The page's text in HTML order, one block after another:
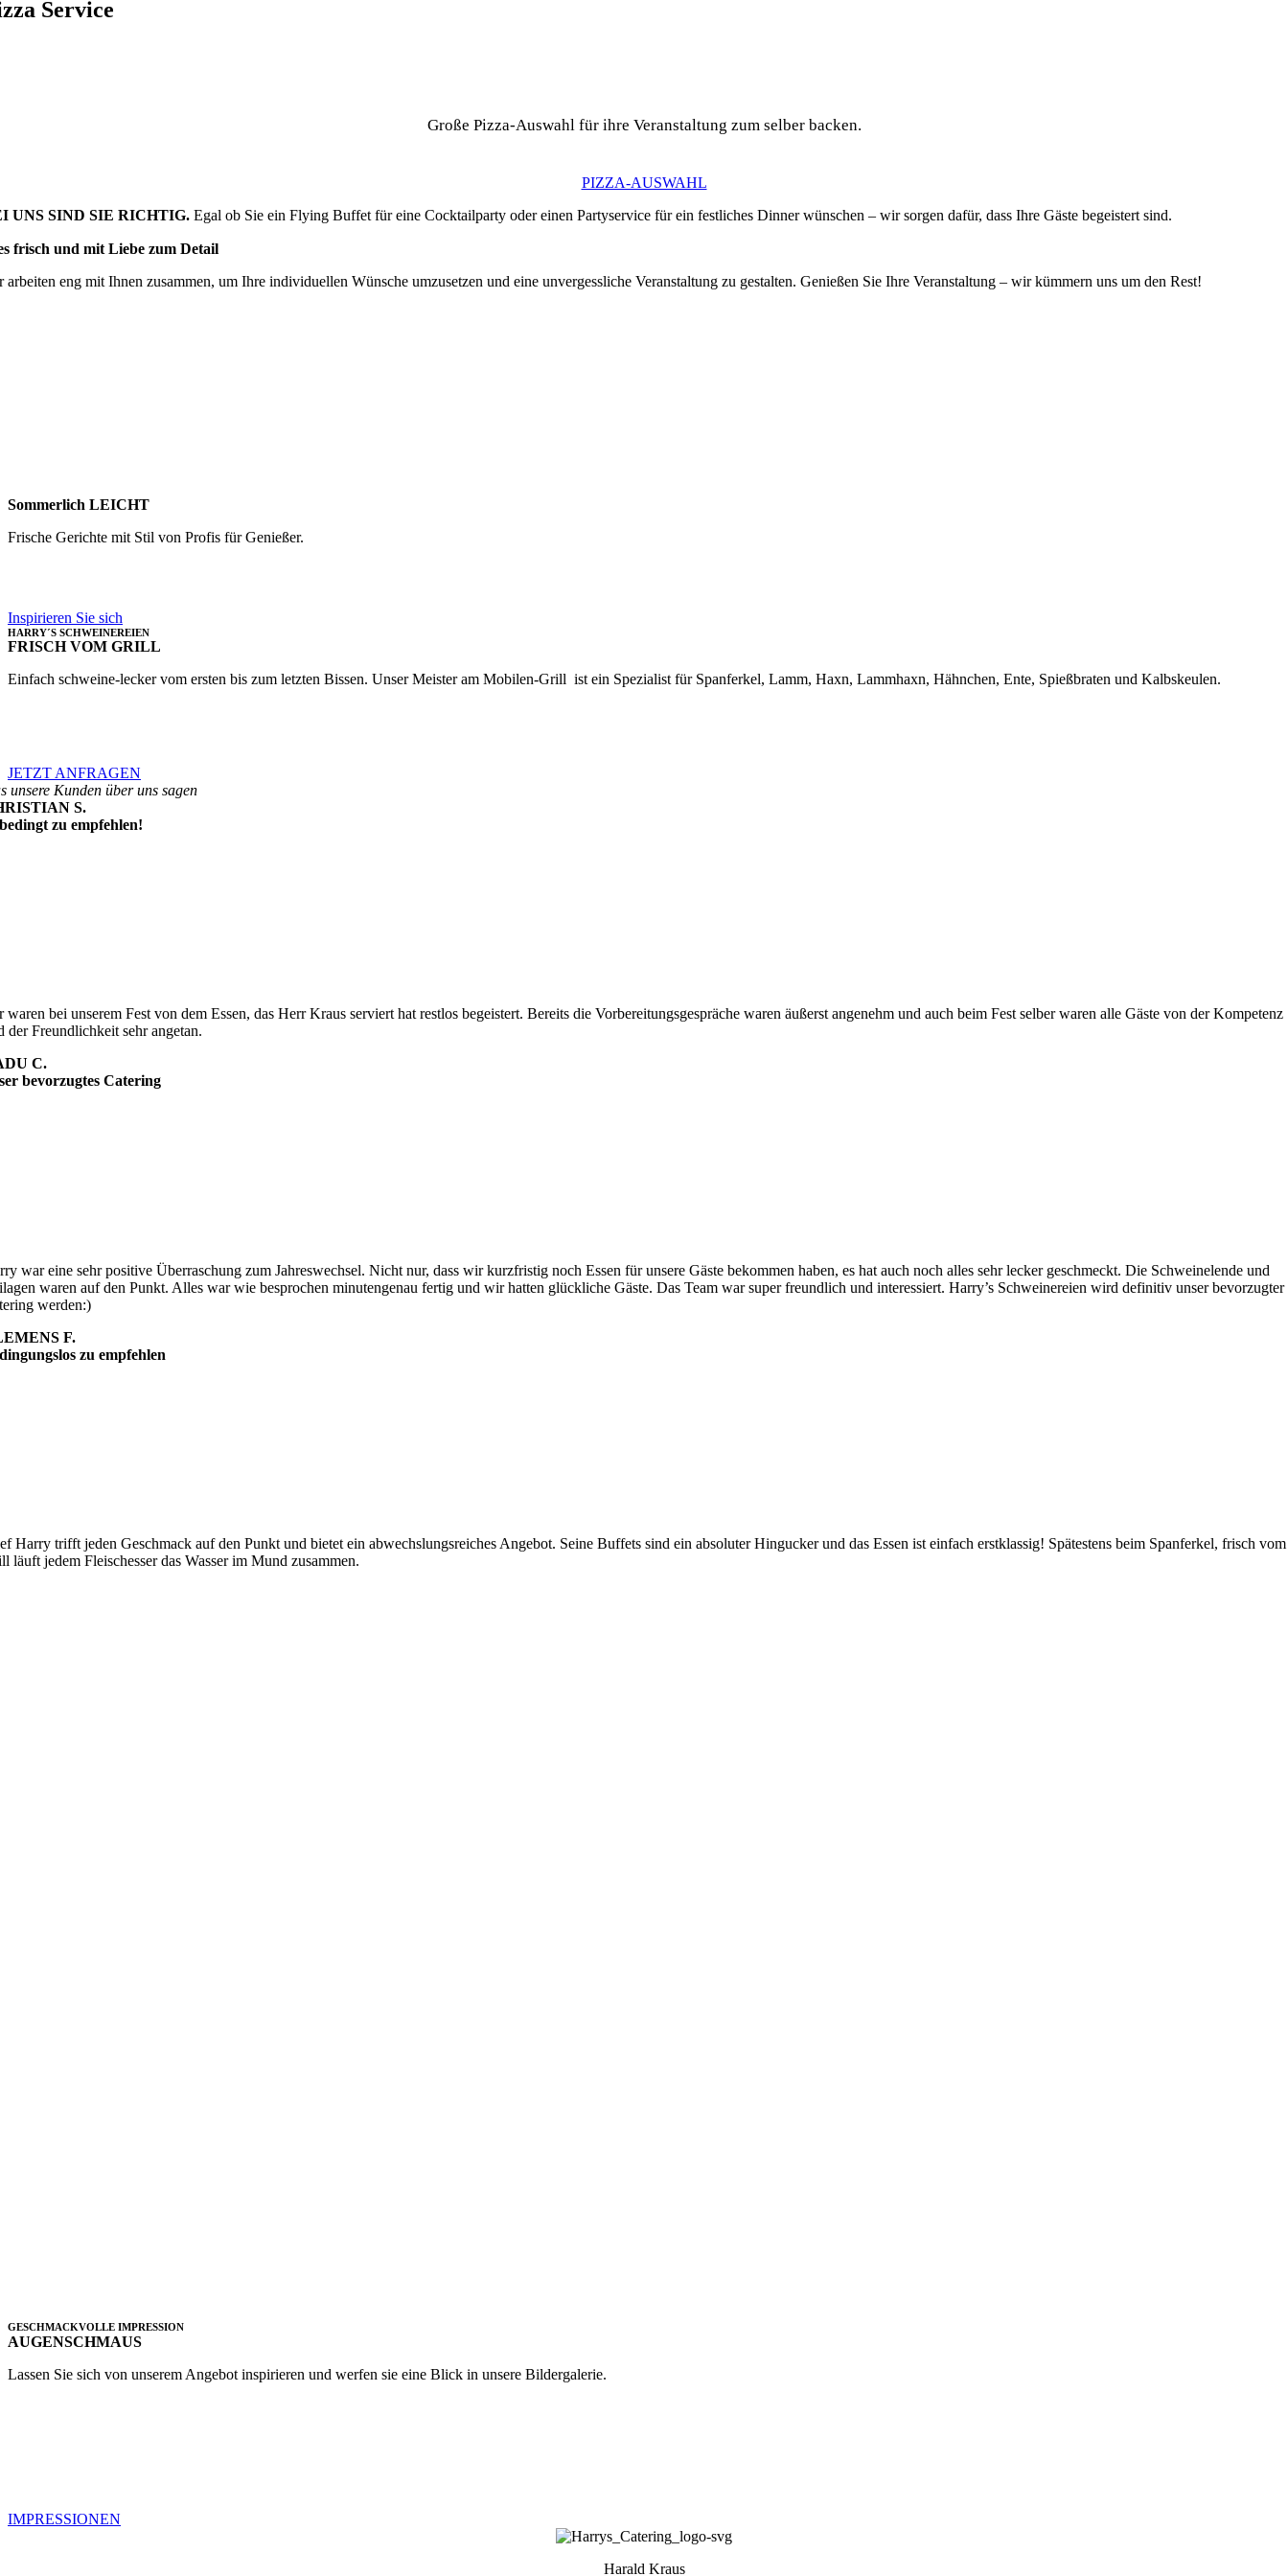
Service
Große Pizza-Auswahl für ihre Veranstaltung zum selber backen.
PIZZA-AUSWAHL
UNS SIND SIE RICHTIG.Egal ob Sie ein Flying Buffet für eine Cocktailparty oder einen Partyservice für ein festliches Dinner wünschen – wir sorgen dafür, dass Ihre Gäste begeistert sind.
frisch und mit Liebe zum Detail
arbeiten eng mit Ihnen zusammen, um Ihre individuellen Wünsche umzusetzen und eine unvergessliche Veranstaltung zu gestalten. Genießen Sie Ihre Veranstaltung – wir kümmern uns um den Rest!
Sommerlich LEICHT
Frische Gerichte mit Stil von Profis für Genießer.
Inspirieren Sie sich
HARRY´S SCHWEINEREIEN
FRISCH VOM GRILL
Einfach schweine-lecker vom ersten bis zum letzten Bissen. Unser Meister am Mobilen-Grill ist ein Spezialist für Spanferkel, Lamm, Haxn, Lammhaxn, Hähnchen, Ente, Spießbraten und Kalbskeulen.
JETZT ANFRAGEN
unsere Kunden über uns sagen
S.
zu empfehlen!
waren bei unserem Fest von dem Essen, das Herr Kraus serviert hat restlos begeistert. Bereits die Vorbereitungsgespräche waren äußerst angenehm und auch beim Fest selber waren alle Gäste von der Kompetenz
der Freundlichkeit sehr angetan.
C.
bevorzugtes Catering
war eine sehr positive Überraschung zum Jahreswechsel. Nicht nur, dass wir kurzfristig noch Essen für unsere Gäste bekommen haben, es hat auch noch alles sehr lecker geschmeckt. Die Schweinelende und
waren auf den Punkt. Alles war wie besprochen minutengenau fertig und wir hatten glückliche Gäste. Das Team war super freundlich und interessiert. Harry’s Schweinereien wird definitiv unser bevorzugter
werden:)
F.
zu empfehlen
Harry trifft jeden Geschmack auf den Punkt und bietet ein abwechslungsreiches Angebot. Seine Buffets sind ein absoluter Hingucker und das Essen ist einfach erstklassig! Spätestens beim Spanferkel, frisch vom
läuft jedem Fleischesser das Wasser im Mund zusammen.
GESCHMACKVOLLE IMPRESSION
AUGENSCHMAUS
Lassen Sie sich von unserem Angebot inspirieren und werfen sie eine Blick in unsere Bildergalerie.
IMPRESSIONEN
Harald Kraus